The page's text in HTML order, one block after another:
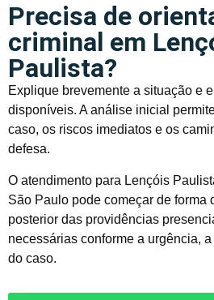
Precisa de
criminal em
Paulista?
Explique brevemente a situação e
disponíveis. A análise inicial
caso, os riscos imediatos e os
defesa.
O atendimento para Lençóis
São Paulo pode começar de forma
posterior das providências
necessárias conforme a urgência,
do caso.